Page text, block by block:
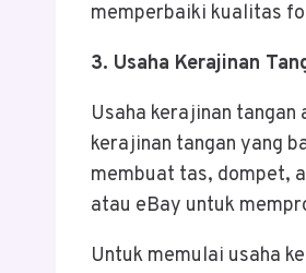
memperbaiki kualitas
3. Usaha Kerajinan
Usaha kerajinan
kerajinan tangan yang
membuat tas, dompet,
atau eBay untuk
Untuk memulai usaha